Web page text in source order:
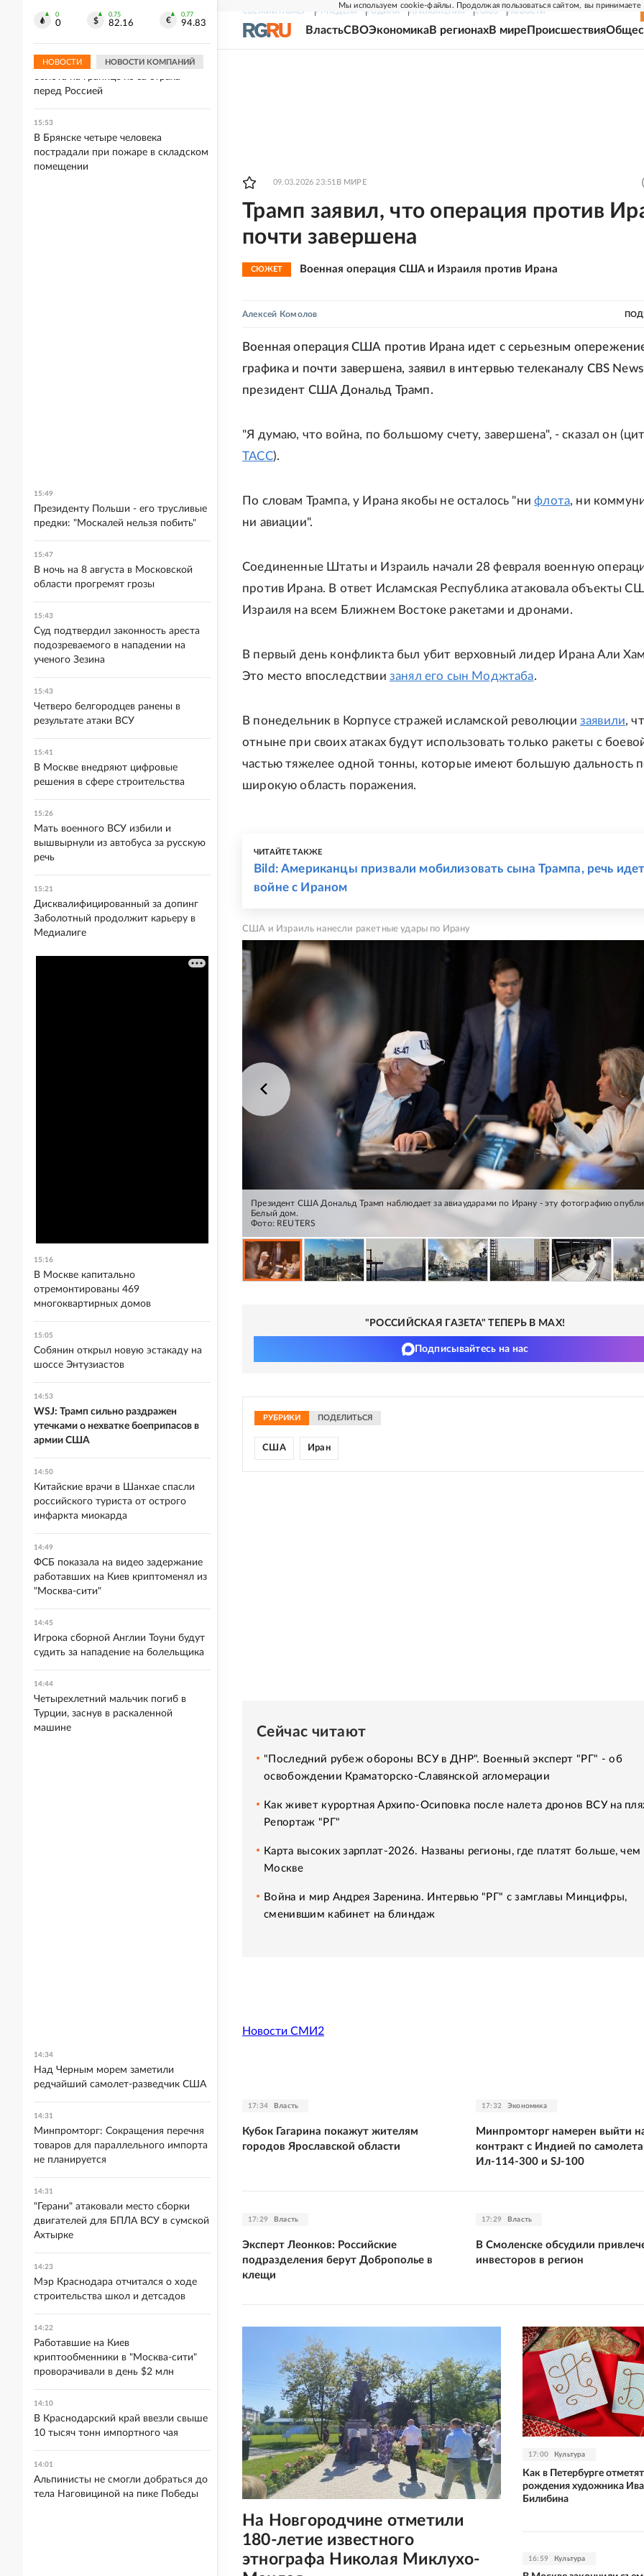
Мы используем cookie-файлы. Продолжая пользоваться сайтом, вы принимаете
СВЕЖИЙ НОМЕР РГ-НЕДЕЛЯ РОДИНА ПРИЛОЖЕНИЯ СОЮЗ НОВОСТИ
ВластьСВОЭкономикаВ регионахВ мире Происшествия
09.03.2026 23:51 В МИРЕ
Трамп заявил, что операция против
почти завершена
СЮЖЕТ Военная операция США и Израиля против Ирана
Алексей Комолов
Военная операция США против Ирана идет с серьезным
графика и почти завершена, заявил в интервью телеканалу CBS News
президент США Дональд Трамп.
"Я думаю, что война, по большому счету, завершена", - сказал он
ТАСС).
По словам Трампа, у Ирана якобы не осталось "нифлота, ни
ни авиации".
Соединенные Штаты и Израиль начали 28 февраля военную
против Ирана. В ответ Исламская Республика атаковала объекты
Израиля на всем Ближнем Востоке ракетами и дронами.
В первый день конфликта был убит верховный лидер Ирана Али
Это место впоследствии занял его сын Моджтаба.
В понедельник в Корпусе стражей исламской революции заявили,
отныне при своих атаках будут использовать только ракеты с
частью тяжелее одной тонны, которые имеют большую дальность
широкую область поражения.
ЧИТАЙТЕ ТАКЖЕ
Bild: Американцы призвали мобилизовать сына Трампа, речь
войне с Ираном
США и Израиль нанесли ракетные удары по Ирану
Президент США Дональд Трамп наблюдает за авиаударами по Ирану - эту фотографию
Белый дом.
Фото: REUTERS
"РОССИЙСКАЯ ГАЗЕТА" ТЕПЕРЬ В MAX!
Подписывайтесь на нас
РУБРИКИ ПОДЕЛИТЬСЯ
США Иран
Сейчас читают
"Последний рубеж обороны ВСУ в ДНР". Военный эксперт "РГ" - об
освобождении Краматорско-Славянской агломерации
Как живет курортная Архипо-Осиповка после налета дронов ВСУ на
Репортаж "РГ"
Карта высоких зарплат-2026. Названы регионы, где платят больше, чем
Москве
Война и мир Андрея Заренина. Интервью "РГ" с замглавы Минцифры,
сменившим кабинет на блиндаж
Новости СМИ2
17:34 Власть
Кубок Гагарина покажут жителям
городов Ярославской области
17:32 Экономика
Минпромторг намерен выйти
контракт с Индией по
Ил-114-300 и SJ-100
17:29 Власть
Эксперт Леонков: Российские
подразделения берут Доброполье в
клещи
17:29 Власть
В Смоленске обсудили
инвесторов в регион
На Новгородчине отметили
180-летие известного
этнографа Николая Миклухо-
17:00 Культура
Как в Петербурге
рождения художника
Билибина
16:59 Культура
0
0
0.75
82.16
0.77
94.83
НОВОСТИ НОВОСТИ КОМПАНИЙ
соцсети ежедневно
В Финляндии хотят восстановить
болота на границе из-за страха
перед Россией
15:53
В Брянске четыре человека
пострадали при пожаре в складском
помещении
15:49
Президенту Польши - его трусливые
предки: "Москалей нельзя побить"
15:47
В ночь на 8 августа в Московской
области прогремят грозы
15:43
Суд подтвердил законность ареста
подозреваемого в нападении на
ученого Зезина
15:43
Четверо белгородцев ранены в
результате атаки ВСУ
15:41
В Москве внедряют цифровые
решения в сфере строительства
15:26
Мать военного ВСУ избили и
вышвырнули из автобуса за русскую
речь
15:21
Дисквалифицированный за допинг
Заболотный продолжит карьеру в
Медиалиге
15:16
В Москве капитально
отремонтированы 469
многоквартирных домов
15:05
Собянин открыл новую эстакаду на
шоссе Энтузиастов
14:53
WSJ: Трамп сильно раздражен
утечками о нехватке боеприпасов в
армии США
14:50
Китайские врачи в Шанхае спасли
российского туриста от острого
инфаркта миокарда
14:49
ФСБ показала на видео задержание
работавших на Киев криптоменял из
"Москва-сити"
14:45
Игрока сборной Англии Тоуни будут
судить за нападение на болельщика
14:44
Четырехлетний мальчик погиб в
Турции, заснув в раскаленной
машине
14:34
Над Черным морем заметили
редчайший самолет-разведчик США
14:31
Минпромторг: Сокращения перечня
товаров для параллельного импорта
не планируется
14:31
"Герани" атаковали место сборки
двигателей для БПЛА ВСУ в сумской
Ахтырке
14:23
Мэр Краснодара отчитался о ходе
строительства школ и детсадов
14:22
Работавшие на Киев
криптообменники в "Москва-сити"
проворачивали в день $2 млн
14:10
В Краснодарский край ввезли свыше
10 тысяч тонн импортного чая
14:01
Альпинисты не смогли добраться до
тела Наговициной на пике Победы